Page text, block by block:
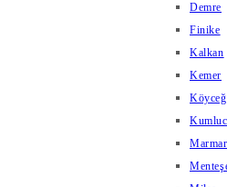
Demre
Finike
Kalkan
Kemer